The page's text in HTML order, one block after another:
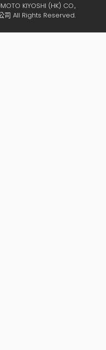
KIYOSHI (HK) CO.,
司 All Rights Reserved.